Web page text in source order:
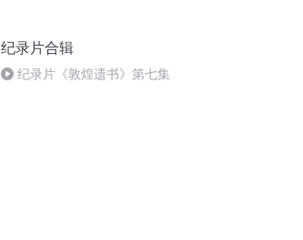
纪录片合辑
纪录片《敦煌遗书》第七集